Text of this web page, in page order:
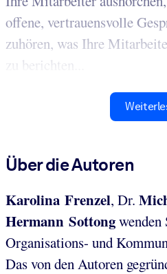
offene, vertrauensvolle
zuhören, was Ihre
zu berichten...
Über die Autoren
Karolina Frenzel, Dr.
Hermann Sottong
Organisations- und
Das von den Autoren